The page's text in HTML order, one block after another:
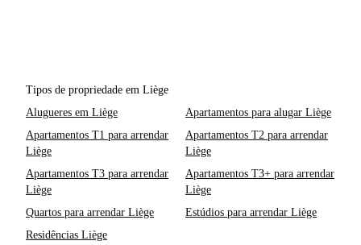
Tipos de propriedade em Liège
Alugueres em Liège
Apartamentos para alugar Liège
Apartamentos T1 para arrendar
Liège
Apartamentos T2 para arrendar
Liège
Apartamentos T3 para arrendar
Liège
Apartamentos T3+ para arrendar
Liège
Quartos para arrendar Liège
Estúdios para arrendar Liège
Residências Liège